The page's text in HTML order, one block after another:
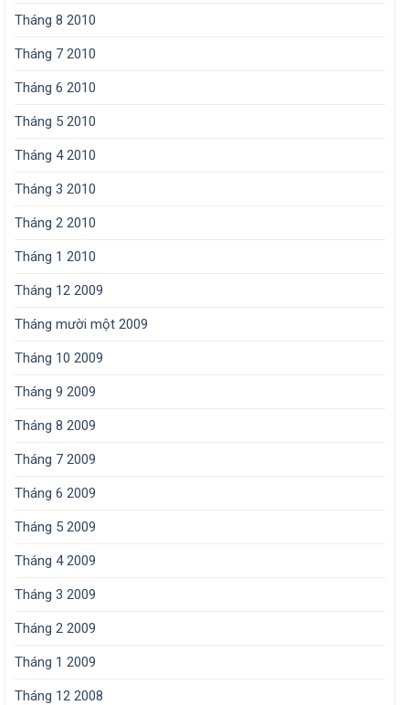
Tháng 8 2010
Tháng 7 2010
Tháng 6 2010
Tháng 5 2010
Tháng 4 2010
Tháng 3 2010
Tháng 2 2010
Tháng 1 2010
Tháng 12 2009
Tháng mười một 2009
Tháng 10 2009
Tháng 9 2009
Tháng 8 2009
Tháng 7 2009
Tháng 6 2009
Tháng 5 2009
Tháng 4 2009
Tháng 3 2009
Tháng 2 2009
Tháng 1 2009
Tháng 12 2008